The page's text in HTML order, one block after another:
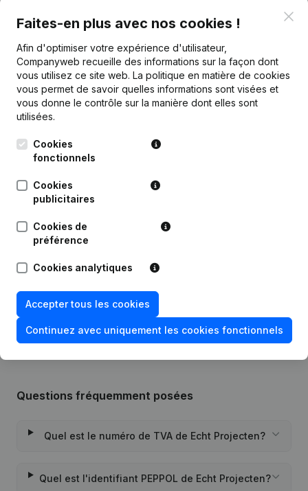
Marge brute € 12 956 € 13 969 €
Publications de EP
Date Publication
26-04-2024 Siège Social
03-01-2020
Rubrique Constitution (Nouvelle
Personne Morale, Ouverture
Succursale, etc...)(NL)
Questions fréquemment posées
Quel est le numéro de TVA de Echt Projecten?
Quel est l'identifiant PEPPOL de Echt Projecten?
Faites-en plus avec nos cookies !
Afin d'optimiser votre expérience d'utilisateur,
Companyweb recueille des informations sur la façon dont
vous utilisez ce site web. La politique en matière de cookies
vous permet de savoir quelles informations sont visées et
vous donne le contrôle sur la manière dont elles sont
utilisées.
Cookies
fonctionnels
Cookies
publicitaires
Cookies de
préférence
Cookies analytiques
Accepter tous les cookies
Continuez avec uniquement les cookies fonctionnels